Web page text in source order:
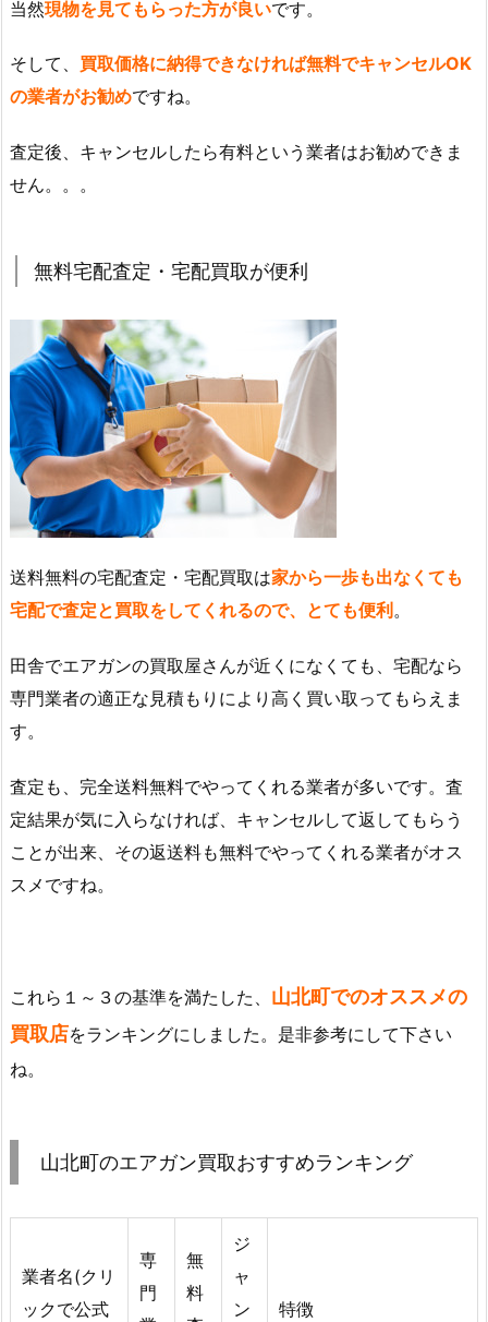
当然現物を見てもらった方が良いです。
そして、 買取価格に納得できなければ無料でキャンセルOK
の業者がお勧めですね。
査定後、キャンセルしたら有料という業者はお勧めできま
せん。。。
無料宅配査定・宅配買取が便利
送料無料の宅配査定・宅配買取は家から一歩も出なくても
宅配で査定と買取をしてくれるので、とても便利。
田舎でエアガンの買取屋さんが近くになくても、宅配なら
専門業者の適正な見積もりにより高く買い取ってもらえま
す。
査定も、完全送料無料でやってくれる業者が多いです。査
定結果が気に入らなければ、キャンセルして返してもらう
ことが出来、その返送料も無料でやってくれる業者がオス
スメですね。
これら１～３の基準を満たした、 山北町でのオススメの
買取店をランキングにしました。是非参考にして下さい
ね。
山北町のエアガン買取おすすめランキング
業者名(クリ
ックで公式
専
門
無
料
ジ
ャ
ン
特徴